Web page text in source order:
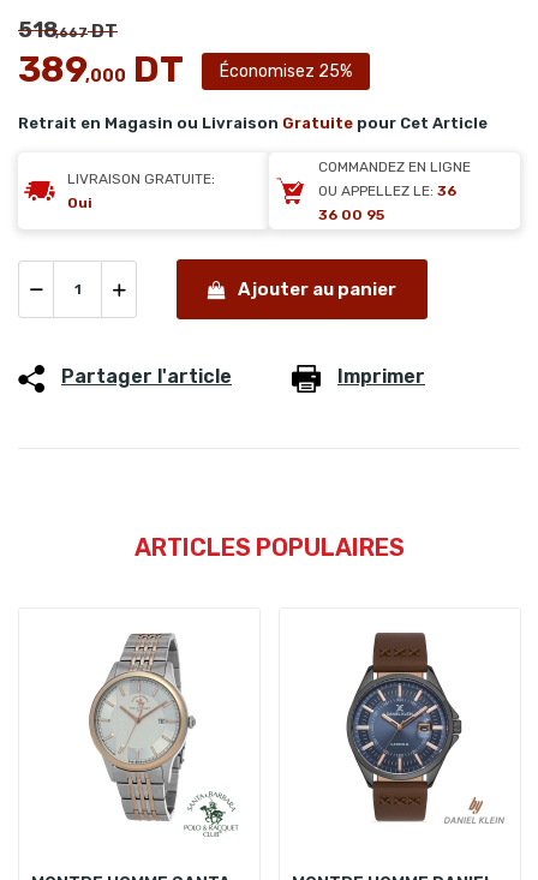
518,667DT
389,000 DT Économisez 25%
Retrait en Magasin ou Livraison Gratuite pour Cet Article
LIVRAISON GRATUITE:
Oui
COMMANDEZ EN LIGNE
OU APPELLEZ LE: 36
36 00 95
Ajouter au panier
Partager l'article Imprimer
ARTICLES POPULAIRES